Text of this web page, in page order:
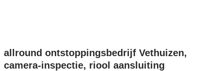
allround ontstoppingsbedrijf Vethuizen,
camera-inspectie, riool aansluiting